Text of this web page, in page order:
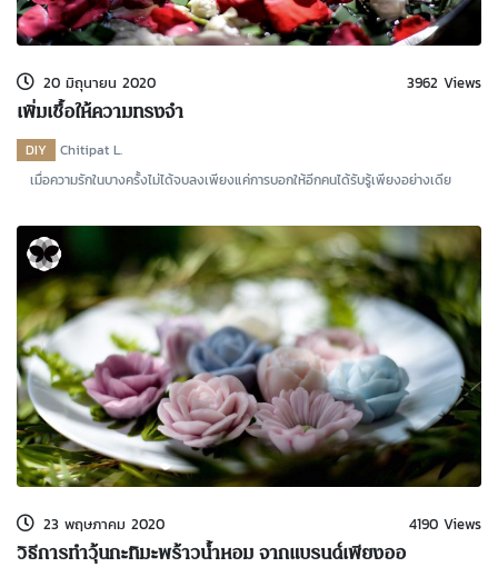
20 มิถุนายน 2020 3962 Views
เพิ่มเชื้อให้ความทรงจำ
DIY
Chitipat L.
เมื่อความรักในบางครั้งไม่ได้จบลงเพียงแค่การบอกให้อีกคนได้รับรู้เพียงอย่างเดีย
23 พฤษภาคม 2020 4190 Views
วิธีการทำวุ้นกะทิมะพร้าวน้ำหอม จากแบรนด์เพียงออ